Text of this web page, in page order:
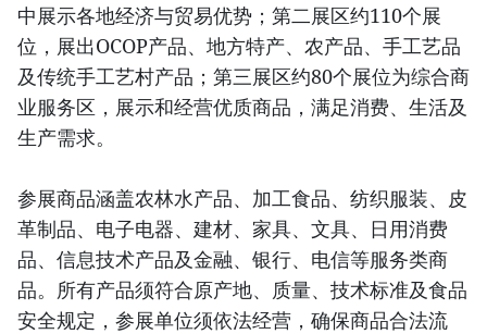
中展示各地经济与贸易优势；第二展区约110个展
位，展出OCOP产品、地方特产、农产品、手工艺品
及传统手工艺村产品；第三展区约80个展位为综合商
业服务区，展示和经营优质商品，满足消费、生活及
生产需求。
参展商品涵盖农林水产品、加工食品、纺织服装、皮
革制品、电子电器、建材、家具、文具、日用消费
品、信息技术产品及金融、银行、电信等服务类商
品。所有产品须符合原产地、质量、技术标准及食品
安全规定，参展单位须依法经营，确保商品合法流